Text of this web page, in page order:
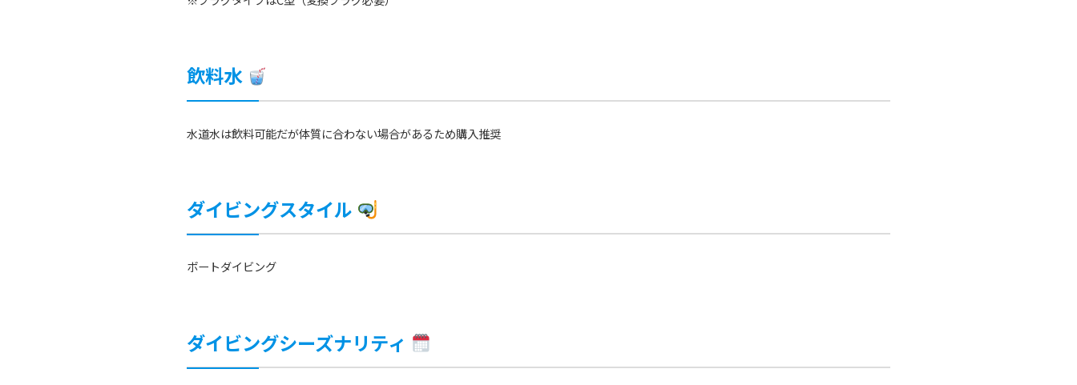
飲料水
水道水は飲料可能だが体質に合わない場合があるため購入推奨
ダイビングスタイル
ボートダイビング
ダイビングシーズナリティ